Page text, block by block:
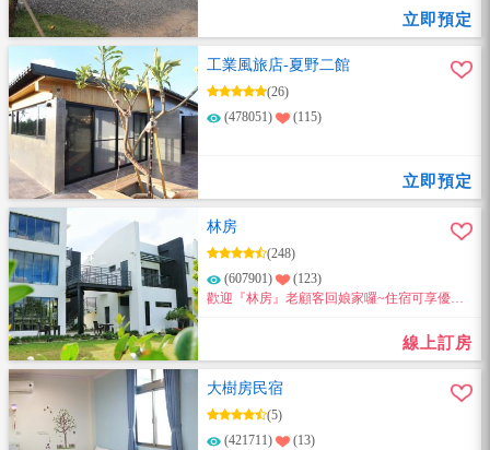
立即預定
工業風旅店-夏野二館
(26)
(478051)
(115)
立即預定
林房
(248)
(607901)
(123)
歡迎『林房』老顧客回娘家囉~住宿可享優惠
線上訂房
大樹房民宿
(5)
(421711)
(13)